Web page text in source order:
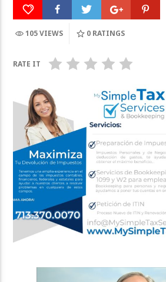
105 VIEWS 0 RATINGS
RATE IT